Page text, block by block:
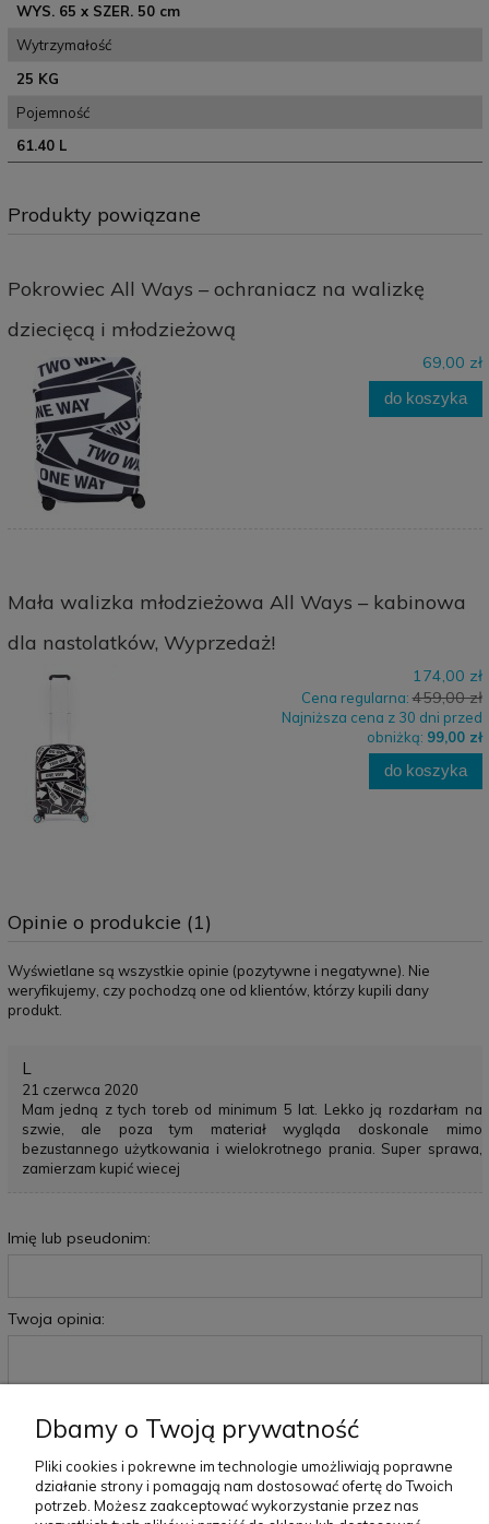
WYS. 65 x SZER. 50 cm
Wytrzymałość
25 KG
Pojemność
61.40 L
Produkty powiązane
Pokrowiec All Ways – ochraniacz na walizkę
dziecięcą i młodzieżową
69,00 zł
do koszyka
Mała walizka młodzieżowa All Ways – kabinowa
dla nastolatków, Wyprzedaż!
174,00 zł
Cena regularna:459,00 zł
Najniższa cena z 30 dni przed
obniżką: 99,00 zł
do koszyka
Opinie o produkcie (1)
Wyświetlane są wszystkie opinie (pozytywne i negatywne). Nie
weryfikujemy, czy pochodzą one od klientów, którzy kupili dany
produkt.
L
21 czerwca 2020
Mam jedną z tych toreb od minimum 5 lat. Lekko ją rozdarłam na
szwie, ale poza tym materiał wygląda doskonale mimo
bezustannego użytkowania i wielokrotnego prania. Super sprawa,
zamierzam kupić wiecej
Imię lub pseudonim:
Twoja opinia:
wyślij
Dbamy o Twoją prywatność
Pliki cookies i pokrewne im technologie umożliwiają poprawne
działanie strony i pomagają nam dostosować ofertę do Twoich
potrzeb. Możesz zaakceptować wykorzystanie przez nas